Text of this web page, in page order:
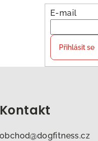
E-mail
Přihlásit se
Kontakt
obchod@dogfitness.cz